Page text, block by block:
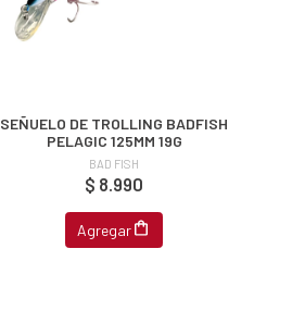
SEÑUELO DE TROLLING BADFISH
PELAGIC 125MM 19G
BAD FISH
$ 8.990
Agregar